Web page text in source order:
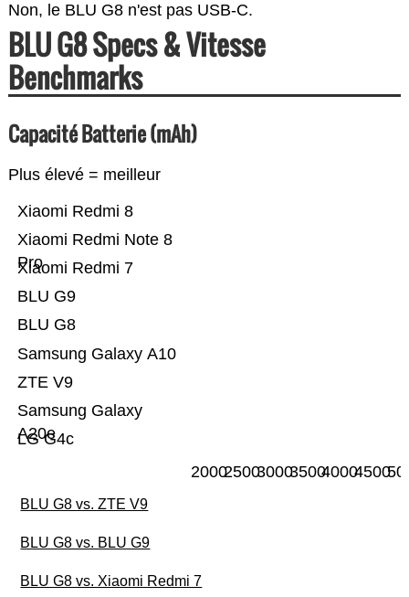
Non, le BLU G8 n'est pas USB-C.
BLU G8 Specs & Vitesse
Benchmarks
Capacité Batterie (mAh)
Plus élevé = meilleur
LG G4c
Samsung Galaxy
A20e
ZTE V9
Samsung Galaxy A10
BLU G8
BLU G9
Xiaomi Redmi 7
Xiaomi Redmi Note 8
Pro
Xiaomi Redmi 8
200025003000350040004500
BLU G8 vs. ZTE V9
BLU G8 vs. BLU G9
BLU G8 vs. Xiaomi Redmi 7